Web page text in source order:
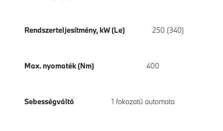
Rendszerteljesítmény, kW (Le) 250 (340)
Max. nyomaték (Nm) 400
Sebességváltó 1 fokozatú automata